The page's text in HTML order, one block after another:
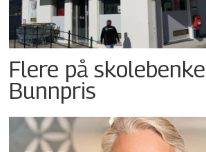
Flere på
Bunnpris